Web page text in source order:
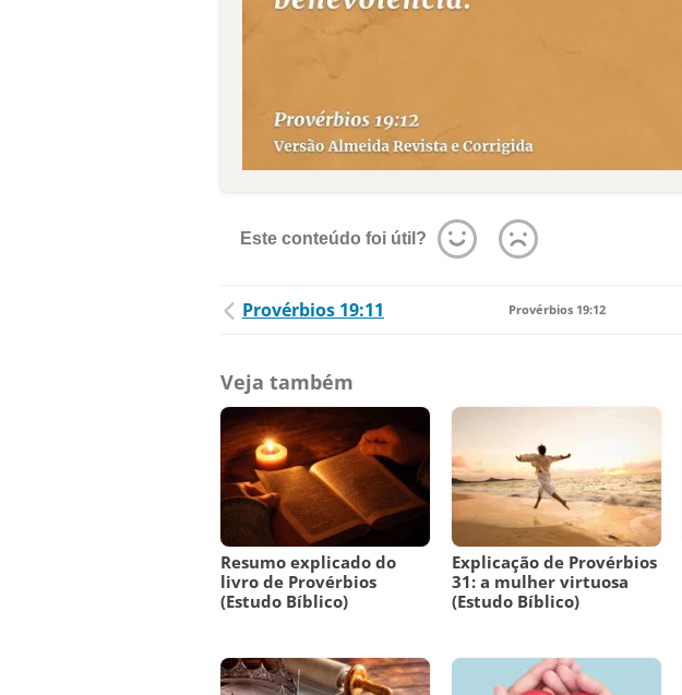
Este conteúdo foi útil?
Provérbios 19:11 Provérbios 19:12
Veja também
Resumo explicado do
livro de Provérbios
(Estudo Bíblico)
Explicação de Provérbios
31: a mulher virtuosa
(Estudo Bíblico)